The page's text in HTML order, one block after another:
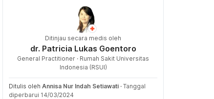
Ditinjau secara medis oleh
dr. Patricia Lukas Goentoro
General Practitioner · Rumah Sakit Universitas
Indonesia (RSUI)
Ditulis oleh Annisa Nur Indah Setiawati · Tanggal
diperbarui 14/03/2024